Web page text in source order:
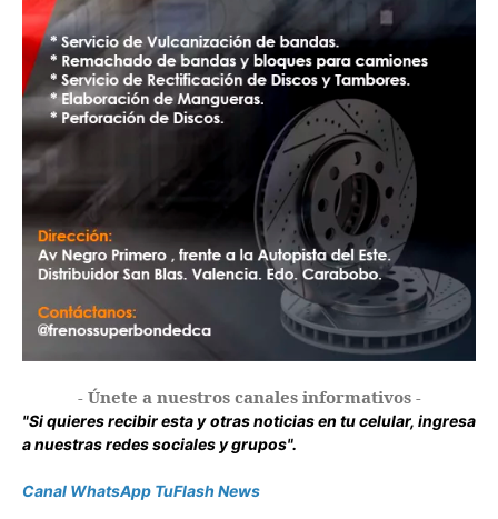
- Únete a nuestros canales informativos -
"Si quieres recibir esta y otras noticias en tu celular, ingresa
a nuestras redes sociales y grupos".
Canal WhatsApp TuFlash News